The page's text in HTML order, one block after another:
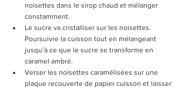
noisettes dans le sirop chaud et mélanger
constamment.
Le sucre va cristalliser sur les noisettes.
Poursuivre la cuisson tout en mélangeant
jusqu’à ce que le sucre se transforme en
caramel ambré.
Verser les noisettes caramélisées sur une
plaque recouverte de papier cuisson et laisser